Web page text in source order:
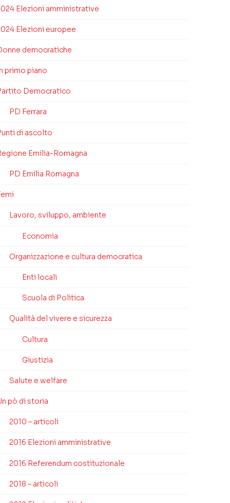
Elezioni amministrative
Elezioni europee
democratiche
primo piano
Democratico
PD Ferrara
di ascolto
Emilia-Romagna
PD Emilia Romagna
Lavoro, sviluppo, ambiente
Economia
Organizzazione e cultura democratica
Enti locali
Scuola di Politica
Qualità del vivere e sicurezza
Cultura
Giustizia
Salute e welfare
pò di storia
2010 – articoli
2016 Elezioni amministrative
2016 Referendum costituzionale
2018 – articoli